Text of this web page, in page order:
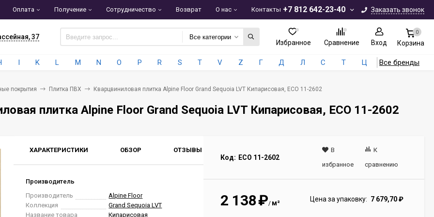
+7 812 642-23-40 Заказать звонок
Оплата Получение Сотрудничество Возврат О нас Контакты
37 Все категории
Избранное Сравнение Вход
0
Корзина
I K L M N O P R S T V Z Г Д Л С Т Ц Все бренды
покрытия Плитка ПВХ Кварцвиниловая плитка Alpine Floor Grand Sequoia LVT Кипарисовая, ECO 11-2602
плитка Alpine Floor Grand Sequoia LVT Кипарисовая, ECO 11-2602
ХАРАКТЕРИСТИКИ ОБЗОР ОТЗЫВЫ
Производитель
Производитель
Alpine Floor
Коллекция
Grand Sequoia LVT
Название товара
Кипарисовая
Код: ECO 11-2602
В
избранное
К
сравнению
2 138₽/ м² Цена за упаковку: 7 679,70₽